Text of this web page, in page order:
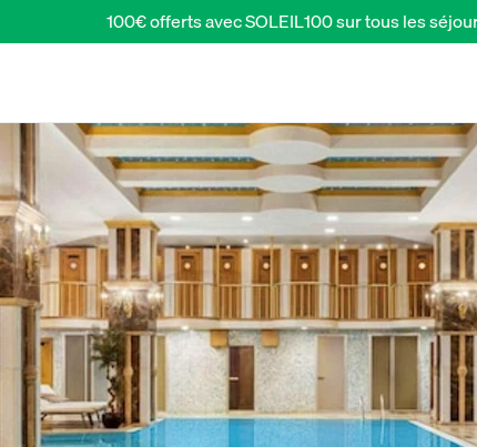
100€ offerts avec SOLEIL100 sur tous les